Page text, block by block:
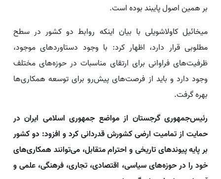
بر همین اصول پایبند بوده است.
میخائیل کاولاشویلی با بیان اینکه روابط دو کشور در سطح
مطلوبی قرار دارد، اظهار کرد: با وجود دستاوردهای موجود،
ظرفیت‌های فراوانی برای ارتقای مناسبات در حوزه‌های مختلف
وجود دارد و باید از فرصت‌های پیش‌رو برای توسعه همکاری‌ها
بهره گرفت.
رئیس‌جمهوری گرجستان از مواضع جمهوری اسلامی ایران در
حمایت از تمامیت ارضی کشورش قدردانی کرد و افزود: دو کشور
بر پایه پیوندهای تاریخی و احترام متقابل، می‌توانند همکاری‌های
خود را در حوزه‌های سیاسی، اقتصادی، تجاری، فرهنگی، علمی و